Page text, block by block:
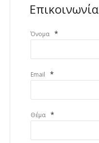
Επικοινωνία
Όνομα *
Email *
Θέμα *